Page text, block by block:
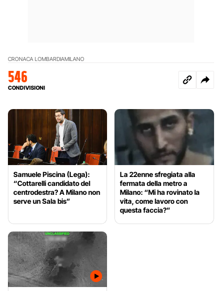
CRONACA LOMBARDIAMILANO
546
CONDIVISIONI
Samuele Piscina (Lega):
“Cottarelli candidato del
centrodestra? A Milano non
serve un Sala bis”
La 22enne sfregiata alla
fermata della metro a
Milano: “Mi ha rovinato la
vita, come lavoro con
questa faccia?”